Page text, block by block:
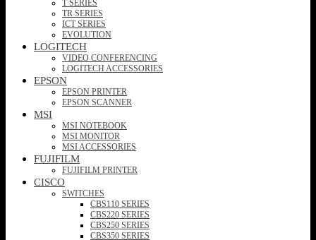
T SERIES
TR SERIES
ICT SERIES
EVOLUTION
LOGITECH
VIDEO CONFERENCING
LOGITECH ACCESSORIES
EPSON
EPSON PRINTER
EPSON SCANNER
MSI
MSI NOTEBOOK
MSI MONITOR
MSI ACCESSORIES
FUJIFILM
FUJIFILM PRINTER
CISCO
SWITCHES
CBS110 SERIES
CBS220 SERIES
CBS250 SERIES
CBS350 SERIES